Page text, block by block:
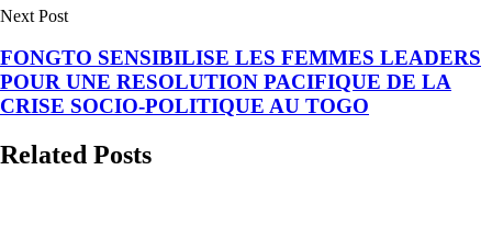
Next Post
FONGTO SENSIBILISE LES FEMMES LEADERS
POUR UNE RESOLUTION PACIFIQUE DE LA
CRISE SOCIO-POLITIQUE AU TOGO
Related Posts